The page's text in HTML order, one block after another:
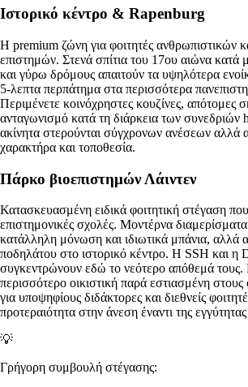
Ιστορικό κέντρο & Rapenburg
Η premium ζώνη για φοιτητές ανθρωπιστικών
επιστημών. Στενά σπίτια του 17ου αιώνα κατά
και γύρω δρόμους απαιτούν τα υψηλότερα
5-λεπτα περπάτημα στα περισσότερα
Περιμένετε κοινόχρηστες κουζίνες, απότομες
ανταγωνισμό κατά τη διάρκεια των
ακίνητα στερούνται σύγχρονων ανέσεων αλλά
χαρακτήρα και τοποθεσία.
Πάρκο βιοεπιστημών Λάιντεν
Κατασκευασμένη ειδικά φοιτητική στέγαση που
επιστημονικές σχολές. Μοντέρνα
κατάλληλη μόνωση και ιδιωτικά μπάνια, αλλά
ποδηλάτου στο ιστορικό κέντρο. Η SSH και η
συγκεντρώνουν εδώ το νεότερο απόθεμά τους.
περισσότερο οικιστική παρά εστιασμένη στους
για υποψηφίους διδάκτορες και διεθνείς
προτεραιότητα στην άνεση έναντι της
💡
Γρήγορη συμβουλή στέγασης: